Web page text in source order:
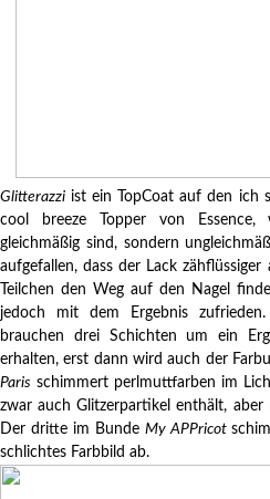
Glitterazzi ist ein TopCoat auf den ich
cool breeze Topper von
gleichmäßig sind, sondern
aufgefallen, dass der Lack
Teilchen den Weg auf den Nagel
jedoch mit dem Ergebnis
brauchen drei Schichten um ein
erhalten, erst dann wird auch der
Paris schimmert perlmuttfarben im
zwar auch Glitzerpartikel enthält,
Der dritte im Bunde My APPricot
schlichtes Farbbild ab.